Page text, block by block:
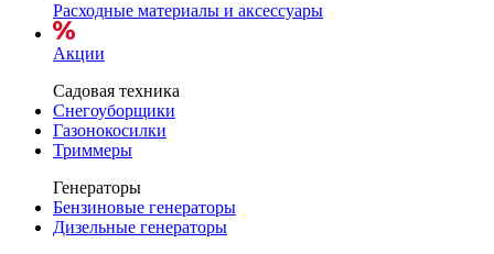
Расходные материалы и аксессуары
Акции
Садовая техника
Снегоуборщики
Газонокосилки
Триммеры
Генераторы
Бензиновые генераторы
Дизельные генераторы